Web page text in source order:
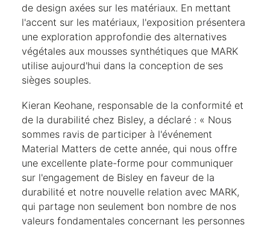
de design axées sur les matériaux. En mettant
l'accent sur les matériaux, l'exposition présentera
une exploration approfondie des alternatives
végétales aux mousses synthétiques que MARK
utilise aujourd'hui dans la conception de ses
sièges souples.
Kieran Keohane, responsable de la conformité et
de la durabilité chez Bisley, a déclaré : « Nous
sommes ravis de participer à l'événement
Material Matters de cette année, qui nous offre
une excellente plate-forme pour communiquer
sur l'engagement de Bisley en faveur de la
durabilité et notre nouvelle relation avec MARK,
qui partage non seulement bon nombre de nos
valeurs fondamentales concernant les personnes